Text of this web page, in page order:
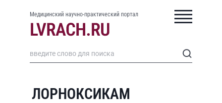
Медицинский научно-практический портал
ЛОРНОКСИКАМ